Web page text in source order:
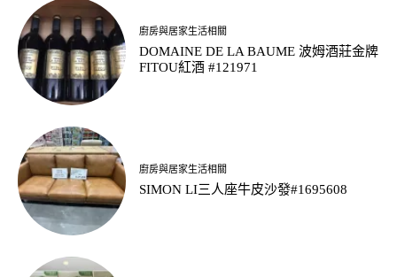
廚房與居家生活相關
DOMAINE DE LA BAUME 波姆酒莊金牌
FITOU紅酒 #121971
廚房與居家生活相關
SIMON LI三人座牛皮沙發#1695608